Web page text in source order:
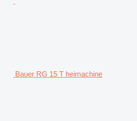
Bauer RG 15 T heimachine